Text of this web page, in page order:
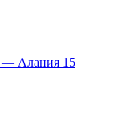
— Алания 15